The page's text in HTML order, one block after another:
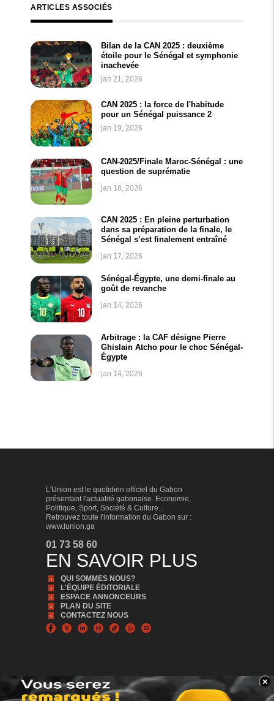
ARTICLES ASSOCIÉS
Bilan de la CAN 2025 : deuxième
étoile pour le Sénégal et symphonie
inachevée
jan 21, 2026
CAN 2025 : la force de l'habitude
pour un Sénégal puissance 2
jan 19, 2026
CAN-2025/Finale Maroc-Sénégal : une
question de suprématie
jan 18, 2026
CAN 2025 : En pleine perturbation
dans sa préparation de la finale, le
Sénégal s’est finalement entraîné
jan 17, 2026
Sénégal-Égypte, une demi-finale au
goût de revanche
jan 14, 2026
Arbitrage : la CAF désigne Pierre
Ghislain Atcho pour le choc Sénégal-
Égypte
jan 14, 2026
BANNER_BAS
×
L'Union est le quotidien officiel du Gabon
présentant l'actualité gabonaise. Economie,
Politique, Sport, Société & Culture...
Retrouvez toute l'information du Gabon sur :
www.lunion.ga
01 73 58 60
EN SAVOIR PLUS
QUI SOMMES NOUS?
L'ÉQUIPE ÉDITORIALE
ESPACE ANNONCEURS
PLAN DU SITE
CONTACTEZ NOUS
© Copyright 2024, Tous droits réservés | L'Union est édité par la Sonapresse